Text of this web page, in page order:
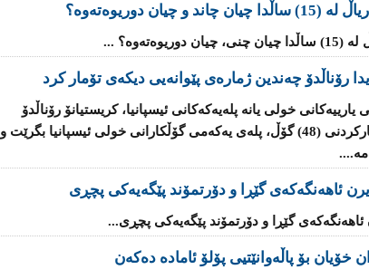
چاند و چیان دوریوەتەوە؟
دوریوەتەوە؟ ...
رۆناڵدۆ چەندین ژمارەی پێوانەیی دیکەی تۆمار کرد
یارییه‌كانی خولی یانه‌ پله‌یه‌كه‌كانی ئیسپانیا، كریستیانۆ رۆناڵدۆ
توانی به‌ تۆماركردنی (48) گۆڵ، پله‌ی یه‌كه‌می گۆڵكارانی خولی ئیسپانیا بگرێت و
ئاهەنگەکەى گێڕا و دۆرتمۆند پێگەیەکى پچڕى
ئاهەنگەکەى گێڕا و دۆرتمۆند پێگەیەکى پچڕى...
خۆیان بۆ پاڵه‌وانێتیی پۆلۆ ئاماده‌ ده‌كه‌ن